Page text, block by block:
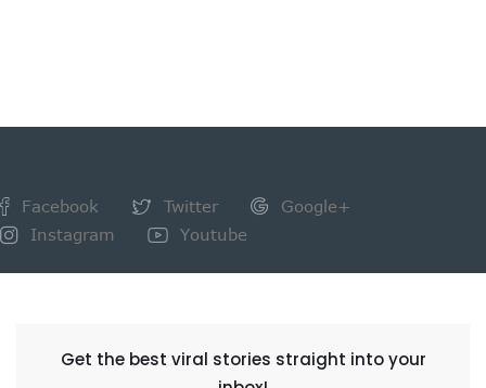
Facebook Twitter
Google+
Instagram
Youtube
Get the best viral stories straight into your